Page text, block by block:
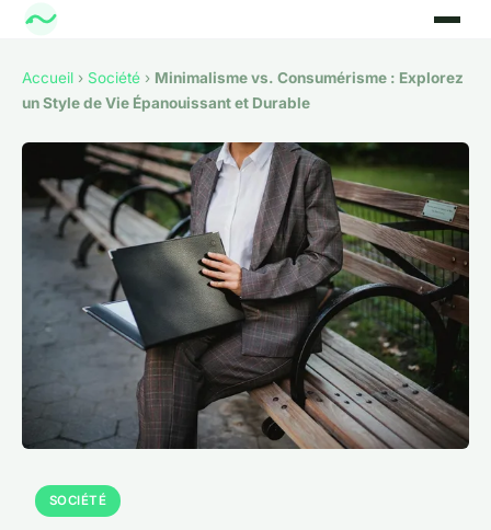
Accueil › Société › Minimalisme vs. Consumérisme : Explorez
un Style de Vie Épanouissant et Durable
SOCIÉTÉ